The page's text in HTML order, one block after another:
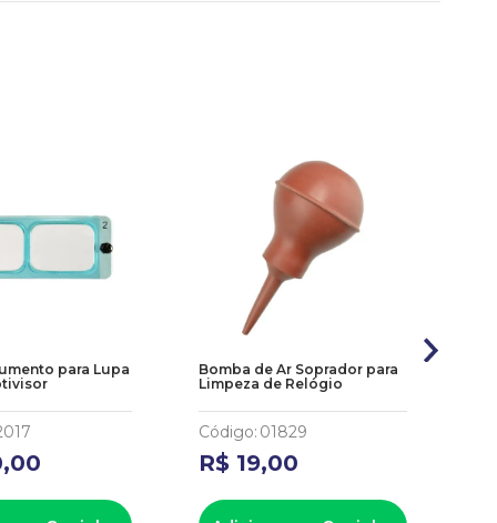
para Lupa
,00
Bomba de Ar Soprador para
Limpeza de Relógio
Código: 01829
R$ 19,00